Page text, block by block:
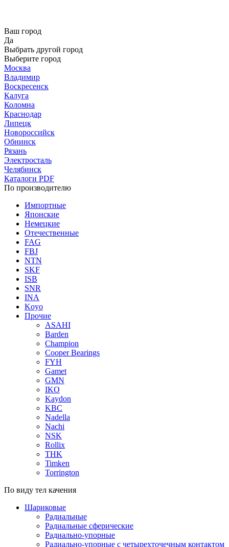
Ваш город
Да
Выбрать другой город
Выберите город
Москва
Владимир
Воскресенск
Калуга
Коломна
Краснодар
Липецк
Новороссийск
Обнинск
Рязань
Электросталь
Челябинск
Каталоги PDF
По производителю
Импортные
Японские
Немецкие
Отечественные
FAG
FBJ
NTN
SKF
ISB
SNR
INA
Koyo
Прочие
ASAHI
Barden
Champion
Cooper Bearings
FYH
Gamet
GMN
IKO
Kaydon
KBC
Nadella
Nachi
NSK
Rollix
THK
Timken
Torrington
По виду тел качения
Шариковые
Радиальные
Радиальные сферические
Радиально-упорные
Радиально-упорные с четырехточечным контактом